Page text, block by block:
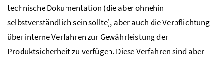
technische Dokumentation (die aber ohnehin
selbstverständlich sein sollte), aber auch die Verpflichtung
über interne Verfahren zur Gewährleistung der
Produktsicherheit zu verfügen. Diese Verfahren sind aber